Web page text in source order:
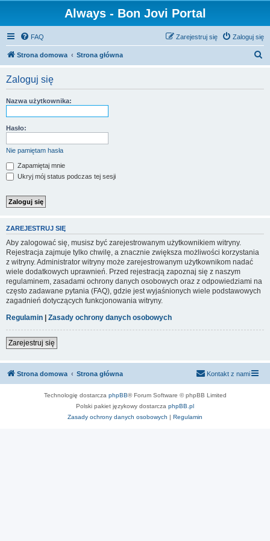
Always - Bon Jovi Portal
FAQ Zaloguj się
Zarejestruj się
Strona domowa Strona główna
Zaloguj się
Nazwa użytkownika:
Hasło:
Nie pamiętam hasła
Zapamiętaj mnie
Ukryj mój status podczas tej sesji
ZAREJESTRUJ SIĘ
Aby zalogować się, musisz być zarejestrowanym użytkownikiem witryny.
Rejestracja zajmuje tylko chwilę, a znacznie zwiększa możliwości korzystania
z witryny. Administrator witryny może zarejestrowanym użytkownikom nadać
wiele dodatkowych uprawnień. Przed rejestracją zapoznaj się z naszym
regulaminem, zasadami ochrony danych osobowych oraz z odpowiedziami na
często zadawane pytania (FAQ), gdzie jest wyjaśnionych wiele podstawowych
zagadnień dotyczących funkcjonowania witryny.
Regulamin | Zasady ochrony danych osobowych
Zarejestruj się
Strona domowa Strona główna Kontakt z nami
Technologię dostarcza phpBB® Forum Software © phpBB Limited
Polski pakiet językowy dostarcza phpBB.pl
Zasady ochrony danych osobowych | Regulamin